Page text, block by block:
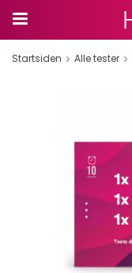
Startsiden Alle tester